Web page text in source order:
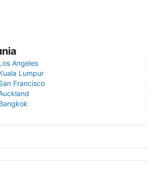
Angeles
Lumpur
Francisco